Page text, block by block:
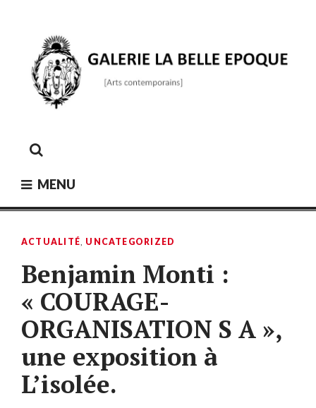
MENU
ACTUALITÉ, UNCATEGORIZED
Benjamin Monti :
« COURAGE-
ORGANISATION S A »,
une exposition à
L’isolée.